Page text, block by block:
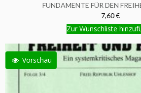
FUNDAMENTE FÜR DEN
7,60 €
Zur Wunschliste
Vorschau